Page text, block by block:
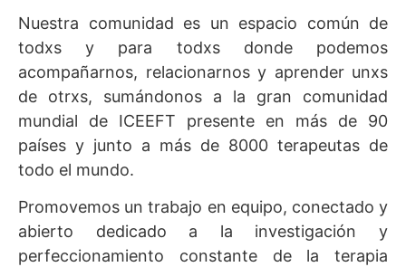
Nuestra comunidad es un espacio común de
todxs y para todxs donde podemos
acompañarnos, relacionarnos y aprender unxs
de otrxs, sumándonos a la gran comunidad
mundial de ICEEFT presente en más de 90
países y junto a más de 8000 terapeutas de
todo el mundo.
Promovemos un trabajo en equipo, conectado y
abierto dedicado a la investigación y
perfeccionamiento constante de la terapia